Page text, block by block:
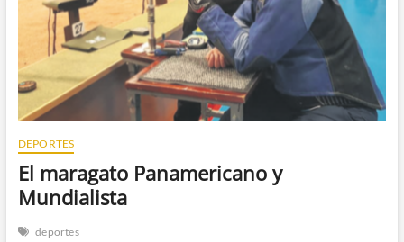
DEPORTES
El maragato Panamericano y
Mundialista
deportes